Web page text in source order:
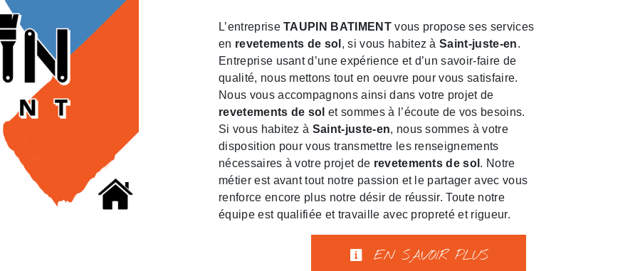
L’entrepriseTAUPIN BATIMENTvous propose ses services
en revetements de sol , si vous habitez àSaint-juste-en.
Entreprise usant d’une expérience et d’un savoir-faire de
qualité, nous mettons tout en oeuvre pour vous satisfaire.
Nous vous accompagnons ainsi dans votre projet de
revetements de sol et sommes à l’écoute de vos besoins.
Si vous habitez à Saint-juste-en, nous sommes à votre
disposition pour vous transmettre les renseignements
nécessaires à votre projet de revetements de sol . Notre
métier est avant tout notre passion et le partager avec vous
renforce encore plus notre désir de réussir. Toute notre
équipe est qualifiée et travaille avec propreté et rigueur.
EN SAVOIR PLUS